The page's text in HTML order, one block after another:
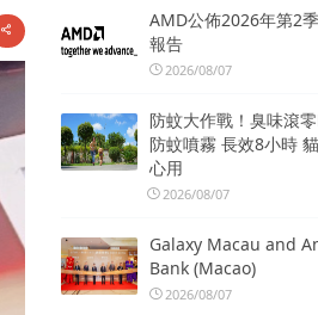
AMD公佈2026年第2
報告
2026/08/07
防蚊大作戰！臭味滾
防蚊噴霧 長效8小時
心用
2026/08/07
Galaxy Macau and
Bank (Macao)
2026/08/07